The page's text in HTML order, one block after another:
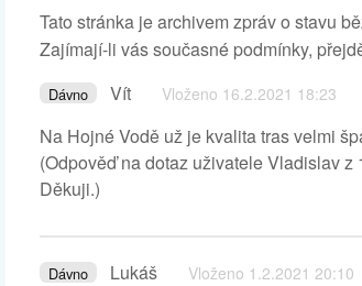
Tato stránka je archivem zpráv o stavu
Zajímají-li vás současné podmínky,
Dávno Vít Vloženo 16.2.2021 18:23
Na Hojné Vodě už je kvalita tras velmi
(Odpověď na dotaz uživatele Vladislav
Děkuji.)
Dávno Lukáš Vloženo 1.2.2021 20:10